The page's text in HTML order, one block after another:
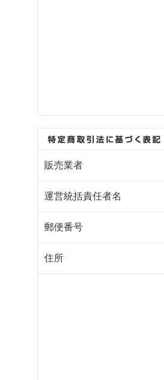
販売業者
運営統括責任者名
郵便番号
住所